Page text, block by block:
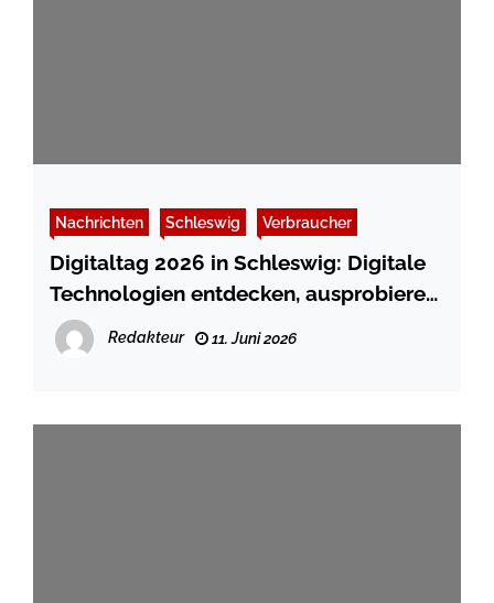
Nachrichten Schleswig Verbraucher
Digitaltag 2026 in Schleswig: Digitale
Technologien entdecken, ausprobieren
und mitgestalten
Redakteur 11. Juni 2026